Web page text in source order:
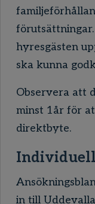
hyresgästen
ska kunna
Observera att
minst 1år för
direktbyte.
in till